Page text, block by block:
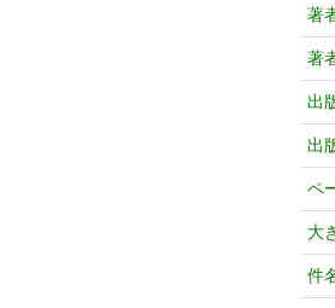
著
著
出
出
ペ
大
件